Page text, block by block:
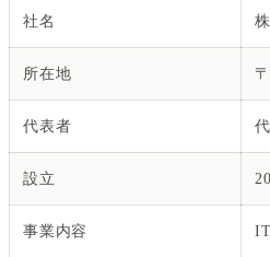
社名
所在地
代表者
設立
事業内容